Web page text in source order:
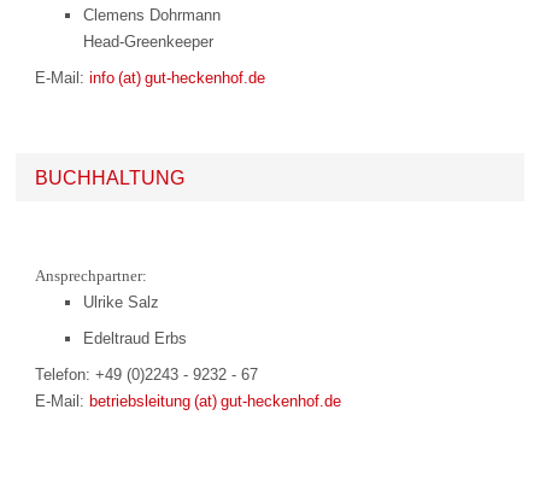
Clemens Dohrmann
Head-Greenkeeper
E-Mail:info (at) gut-heckenhof.de
BUCHHALTUNG
Ansprechpartner:
Ulrike Salz
Edeltraud Erbs
Telefon: +49 (0)2243 - 9232 - 67
E-Mail: betriebsleitung (at) gut-heckenhof.de